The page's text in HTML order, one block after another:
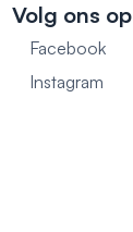
Volg ons op
Facebook
Instagram